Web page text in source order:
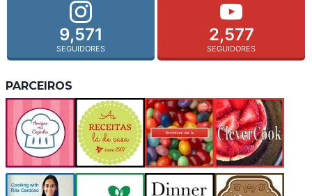
9,571
SEGUIDORES
2,577
SEGUIDORES
PARCEIROS